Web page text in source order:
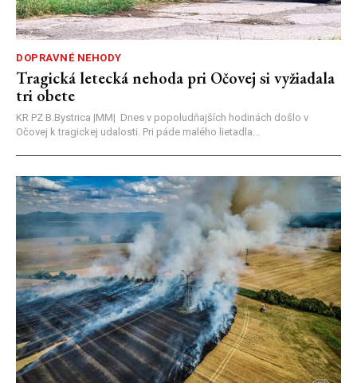
DOPRAVNÉ NEHODY
Tragická letecká nehoda pri Očovej si vyžiadala
tri obete
KR PZ B.Bystrica |MM| Dnes v popoludňajších hodinách došlo v
Očovej k tragickej udalosti. Pri páde malého lietadla...